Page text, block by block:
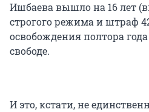
Ишбаева вышло на 16 лет
строгого режима и штраф
освобождения полтора
свободе.
И это, кстати, не